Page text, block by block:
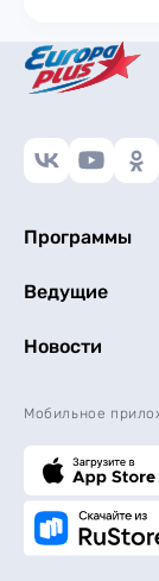
Программы
Ведущие
Новости
Мобильное